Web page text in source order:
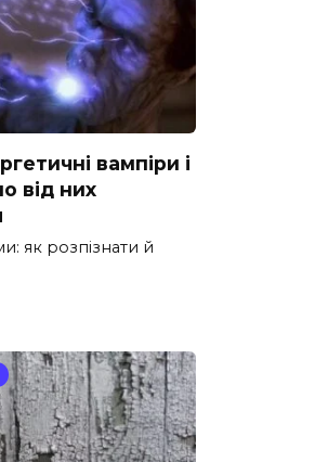
вампіри і
від них
як розпізнати й